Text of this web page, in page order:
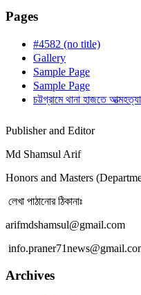
Pages
#4582 (no title)
Gallery
Sample Page
Sample Page
চট্টগ্রামে থানা হাজতে
Publisher and Editor
Md Shamsul Arif
Honors and Masters
লেখা পাঠানোর ঠিকানাঃ
arifmdshamsul@gmail.com
Archives